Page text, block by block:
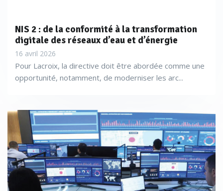
NIS 2 : de la conformité à la transformation
digitale des réseaux d’eau et d’énergie
16 avril 2026
Pour Lacroix, la directive doit être abordée comme une
opportunité, notamment, de moderniser les arc...